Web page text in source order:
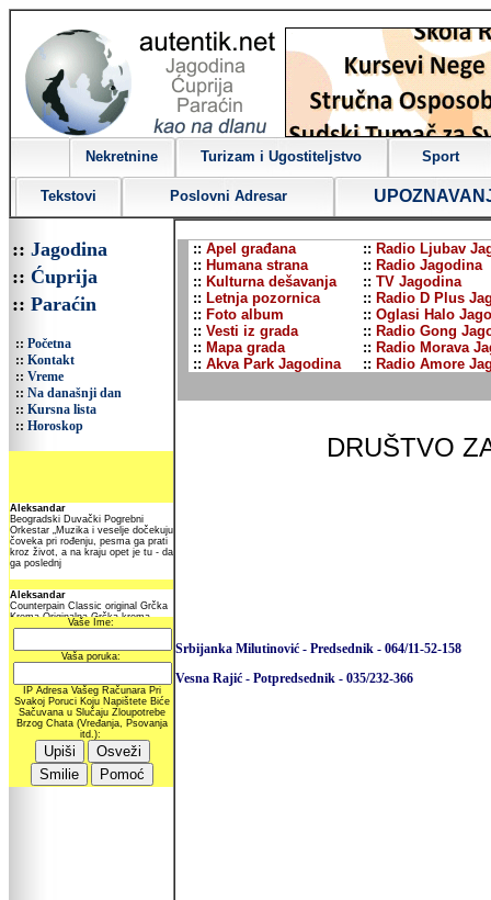
Nekretnine Turizam i Ugostiteljstvo Sport
Tekstovi Poslovni Adresar
:: Jagodina
:: Ćuprija
:: Paraćin
:: Početna
:: Kontakt
:: Vreme
:: Na današnji dan
:: Kursna lista
:: Horoskop
:: Apel građana :: Radio Ljubav
:: Humana strana :: Radio Jagodina
:: Kulturna dešavanja :: TV Jagodina
:: Letnja pozornica :: Radio D Plus
:: Foto album :: Oglasi Halo
:: Vesti iz grada :: Radio Gong
:: Mapa grada :: Radio Morava
:: Akva Park Jagodina :: Radio Amore
DRUŠTVO
Srbijanka Milutinović - Predsednik - 064/11-52-158
Vesna Rajić - Potpredsednik - 035/232-366